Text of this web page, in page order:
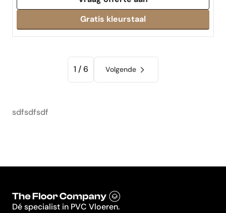
1 / 6 Volgende
sdfsdfsdf
Dé specialist in PVC Vloeren.